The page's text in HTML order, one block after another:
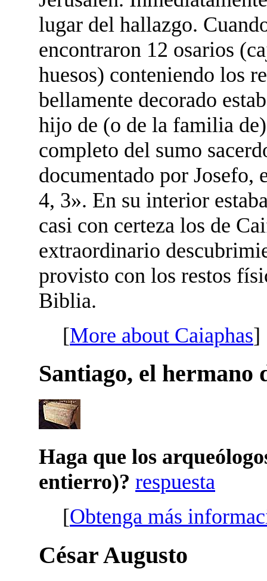
lugar del hallazgo.
encontraron 12 osarios
huesos) conteniendo los
bellamente decorado
hijo de (o de la familia
completo del sumo
documentado por Josefo,
4, 3». En su interior
casi con certeza los de
extraordinario
provisto con los restos
Biblia.
[More about Caiaphas]
Santiago, el hermano
Haga que los
entierro)? respuesta
[Obtenga más
César Augusto